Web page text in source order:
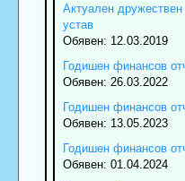
Актуален
устав
Обявен: 12.03.2019
Годишен финансов
Обявен: 26.03.2022
Годишен финансов
Обявен: 13.05.2023
Годишен финансов
Обявен: 01.04.2024